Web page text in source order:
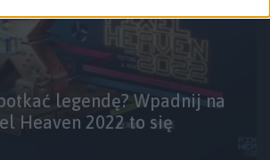
legendę? Wpadnij na
Heaven 2022 to się